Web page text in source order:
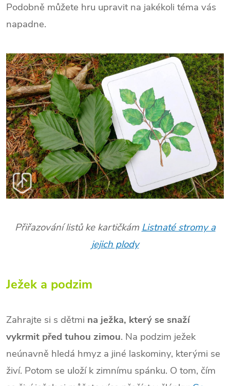
Podobně můžete hru upravit na jakékoli téma vás
napadne.
Přiřazování listů ke kartičkám Listnaté stromy a
jejich plody
Ježek a podzim
Zahrajte si s dětmi na ježka, který se snaží
vykrmit před tuhou zimou. Na podzim ježek
neúnavně hledá hmyz a jiné laskominy, kterými se
živí. Potom se uloží k zimnímu spánku. O tom, čím